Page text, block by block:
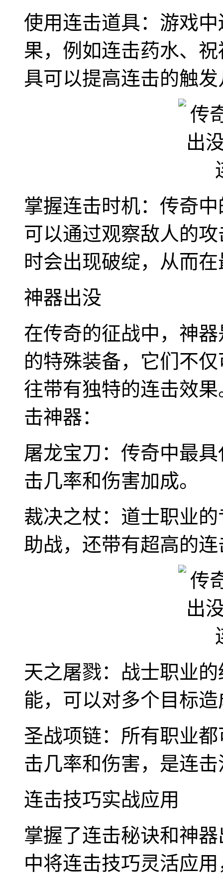
使用连击道具：游戏
果，例如连击药水、
具可以提高连击的触
掌握连击时机：传奇
可以通过观察敌人的
时会出现破绽，从而
神器出没
在传奇的征战中，神
的特殊装备，它们不
往带有独特的连击效
击神器：
屠龙宝刀：传奇中最
击几率和伤害加成。
裁决之杖：道士职业
助战，还带有超高的
天之屠戮：战士职业
能，可以对多个目标
圣战项链：所有职业
击几率和伤害，是连
连击技巧实战应用
掌握了连击秘诀和神
中将连击技巧灵活应